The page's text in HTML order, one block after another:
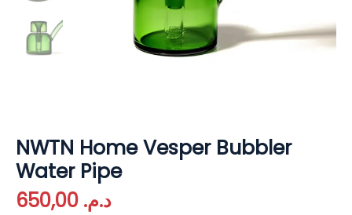
NWTN Home Vesper Bubbler
Water Pipe
د.م.